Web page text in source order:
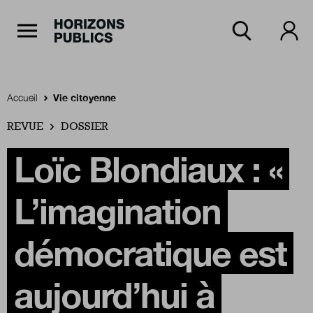
Accueil
Rubriques
Thèmes
Numéros
Accueil Vie citoyenne
REVUE DOSSIER
Loïc Blondiaux : «
L’imagination
démocratique est
aujourd’hui à